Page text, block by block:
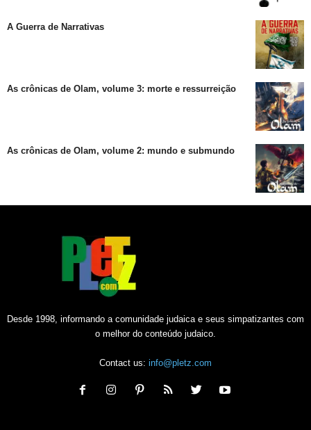
A Guerra de Narrativas
As crônicas de Olam, volume 3: morte e ressurreição
As crônicas de Olam, volume 2: mundo e submundo
Desde 1998, informando a comunidade judaica e seus simpatizantes com
o melhor do conteúdo judaico.
Contact us: info@pletz.com